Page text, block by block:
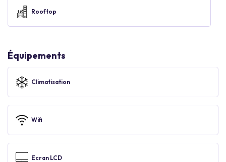
Rooftop
Équipements
Climatisation
Wifi
Ecran LCD